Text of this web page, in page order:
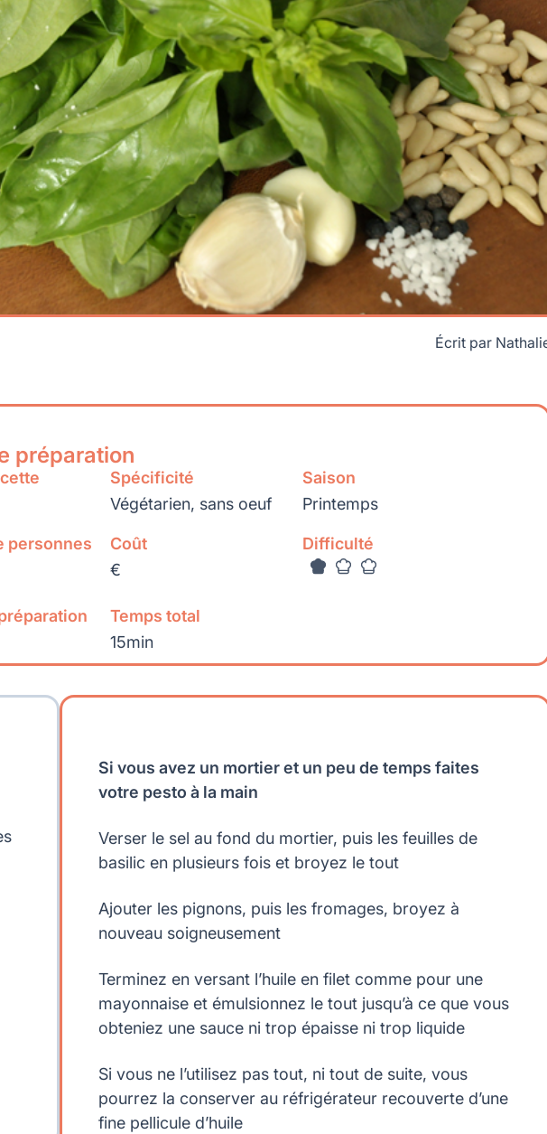
Écrit par
préparation
Spécificité
Végétarien, sans oeuf
Saison
Printemps
personnes
Coût
€
Difficulté
Temps total
15min
Si vous avez un mortier et un peu de temps faites
votre pesto à la main
Verser le sel au fond du mortier, puis les feuilles de
basilic en plusieurs fois et broyez le tout
Ajouter les pignons, puis les fromages, broyez à
nouveau soigneusement
Terminez en versant l’huile en filet comme pour une
mayonnaise et émulsionnez le tout jusqu’à ce que vous
obteniez une sauce ni trop épaisse ni trop liquide
Si vous ne l’utilisez pas tout, ni tout de suite, vous
pourrez la conserver au réfrigérateur recouverte d’une
fine pellicule d’huile